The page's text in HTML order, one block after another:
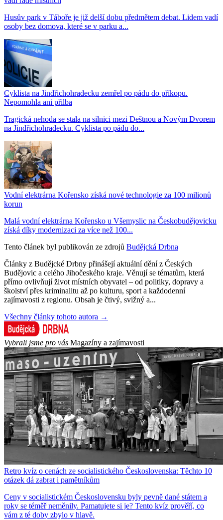
Husův park v Táboře je již delší dobu předmětem debat. Lidem vadí
osoby bez domova, které se v parku a...
Cyklista na Jindřichohradecku zemřel po pádu do příkopu.
Nepomohla ani přilba
Tragická nehoda se stala na silnici mezi Deštnou a Novým Dvorem
na Jindřichohradecku. Cyklista po pádu do...
Vodní elektrárna Kořensko získá nové technologie za 100 milionů
korun
Malá vodní elektrárna Kořensko u Všemyslic na Českobudějovicku
získá díky modernizaci za více než 100...
Tento článek byl publikován ze zdrojů Budějcká Drbna
Články z Budějcké Drbny přinášejí aktuální dění z Českých
Budějovic a celého Jihočeského kraje. Věnují se tématům, která
přímo ovlivňují život místních obyvatel – od politiky, dopravy a
školství přes kriminalitu až po kulturu, sport a každodenní
zajímavosti z regionu. Obsah je čtivý, svižný a...
Všechny články tohoto autora →
Vybrali jsme pro vás Magazíny a zajímavosti
Retro kvíz o cenách ze socialistického Československa: Těchto 10
otázek dá zabrat i pamětníkům
Ceny v socialistickém Československu byly pevně dané státem a
roky se téměř neměnily. Pamatujete si je? Tento kvíz prověří, co
vám z té doby zbylo v hlavě.